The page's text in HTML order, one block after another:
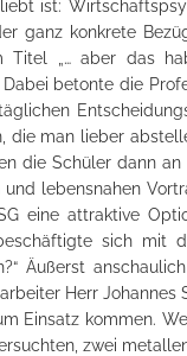
ist:
ganz konkrete
Titel „… aber das
Dabei betonte die
die man lieber
die Schüler dann
lebensnahen
eine attraktive
sich mit
Äußerst
Herr
Einsatz kommen.
zwei